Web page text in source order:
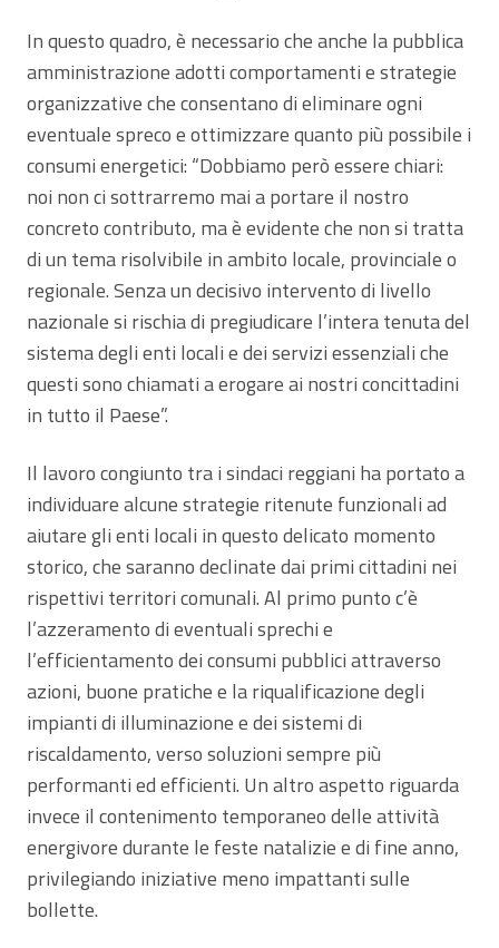
In questo quadro, è necessario che anche la pubblica
amministrazione adotti comportamenti e strategie
organizzative che consentano di eliminare ogni
eventuale spreco e ottimizzare quanto più possibile i
consumi energetici: “Dobbiamo però essere chiari:
noi non ci sottrarremo mai a portare il nostro
concreto contributo, ma è evidente che non si tratta
di un tema risolvibile in ambito locale, provinciale o
regionale. Senza un decisivo intervento di livello
nazionale si rischia di pregiudicare l’intera tenuta del
sistema degli enti locali e dei servizi essenziali che
questi sono chiamati a erogare ai nostri concittadini
in tutto il Paese”.
Il lavoro congiunto tra i sindaci reggiani ha portato a
individuare alcune strategie ritenute funzionali ad
aiutare gli enti locali in questo delicato momento
storico, che saranno declinate dai primi cittadini nei
rispettivi territori comunali. Al primo punto c’è
l’azzeramento di eventuali sprechi e
l’efficientamento dei consumi pubblici attraverso
azioni, buone pratiche e la riqualificazione degli
impianti di illuminazione e dei sistemi di
riscaldamento, verso soluzioni sempre più
performanti ed efficienti. Un altro aspetto riguarda
invece il contenimento temporaneo delle attività
energivore durante le feste natalizie e di fine anno,
privilegiando iniziative meno impattanti sulle
bollette.